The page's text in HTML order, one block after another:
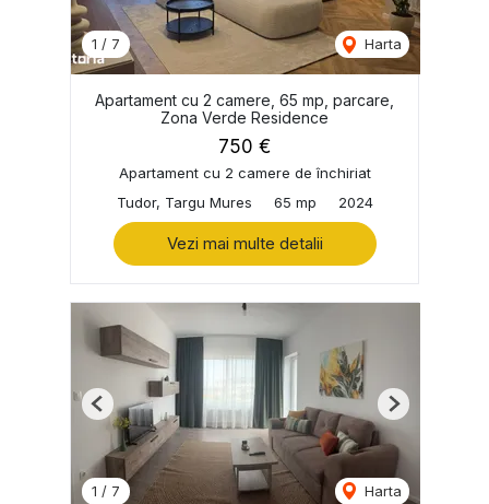
1 / 7 Harta
Apartament cu 2 camere, 65 mp, parcare,
Zona Verde Residence
750 €
Apartament cu 2 camere de închiriat
Tudor, Targu Mures
65 mp 2024
Vezi mai multe detalii
1 / 7 Harta
Previous Next